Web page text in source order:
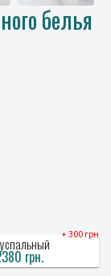
белья
+ 300 грн
грн.